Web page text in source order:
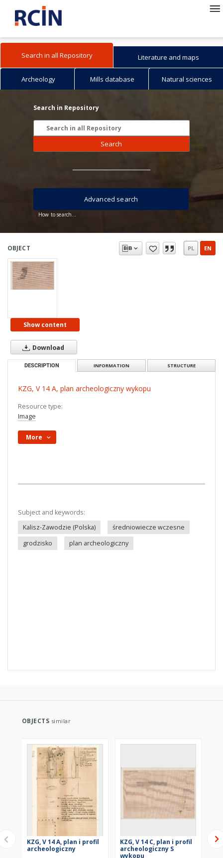
Search in all Repository Literature and maps
Archeology Mills database Natural sciences
Search in Repository
Search
How to search...
Advanced search
OBJECT PL EN
Show content
Download
DESCRIPTION INFORMATION STRUCTURE
KZG, V 14 A, plan archeologiczny wykopu
Resource type:
Image
More
Subject and keywords:
Kalisz-Zawodzie (Polska)
średniowiecze wczesne
grodzisko
plan archeologiczny
OBJECTS similar
KZG, V 14 A, plan i profil
archeologiczny
KZG, V 14 C, plan i profil
archeologiczny S
wykopu